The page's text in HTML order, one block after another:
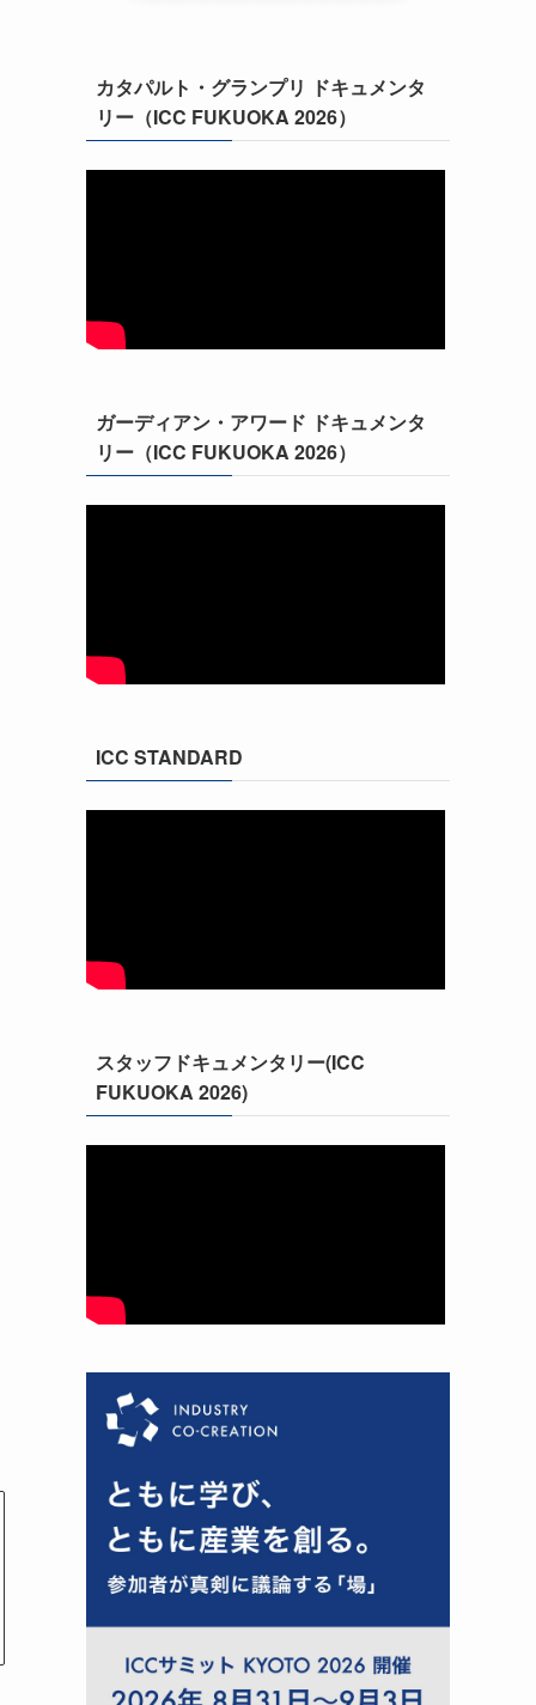
カタパルト・グランプリ ドキュメンタ
リー（ICC FUKUOKA 2026）
ガーディアン・アワード ドキュメンタ
リー（ICC FUKUOKA 2026）
ICC STANDARD
スタッフドキュメンタリー(ICC
FUKUOKA 2026)